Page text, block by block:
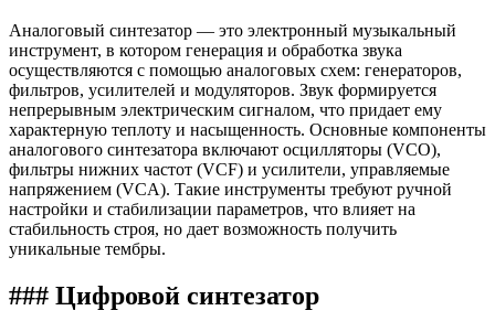
Аналоговый синтезатор — это электронный музыкальный
инструмент, в котором генерация и обработка звука
осуществляются с помощью аналоговых схем: генераторов,
фильтров, усилителей и модуляторов. Звук формируется
непрерывным электрическим сигналом, что придает ему
характерную теплоту и насыщенность. Основные компоненты
аналогового синтезатора включают осцилляторы (VCO),
фильтры нижних частот (VCF) и усилители, управляемые
напряжением (VCA). Такие инструменты требуют ручной
настройки и стабилизации параметров, что влияет на
стабильность строя, но дает возможность получить
уникальные тембры.
### Цифровой синтезатор